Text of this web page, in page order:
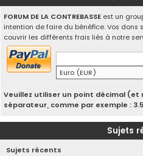
FORUM DE LA CONTREBASSE est un
intention de faire du bénéfice. Vos dons
couvrir les différents frais liés à notre
Veuillez utiliser un point décimal (et
séparateur, comme par exemple :
Sujets
Sujets récents